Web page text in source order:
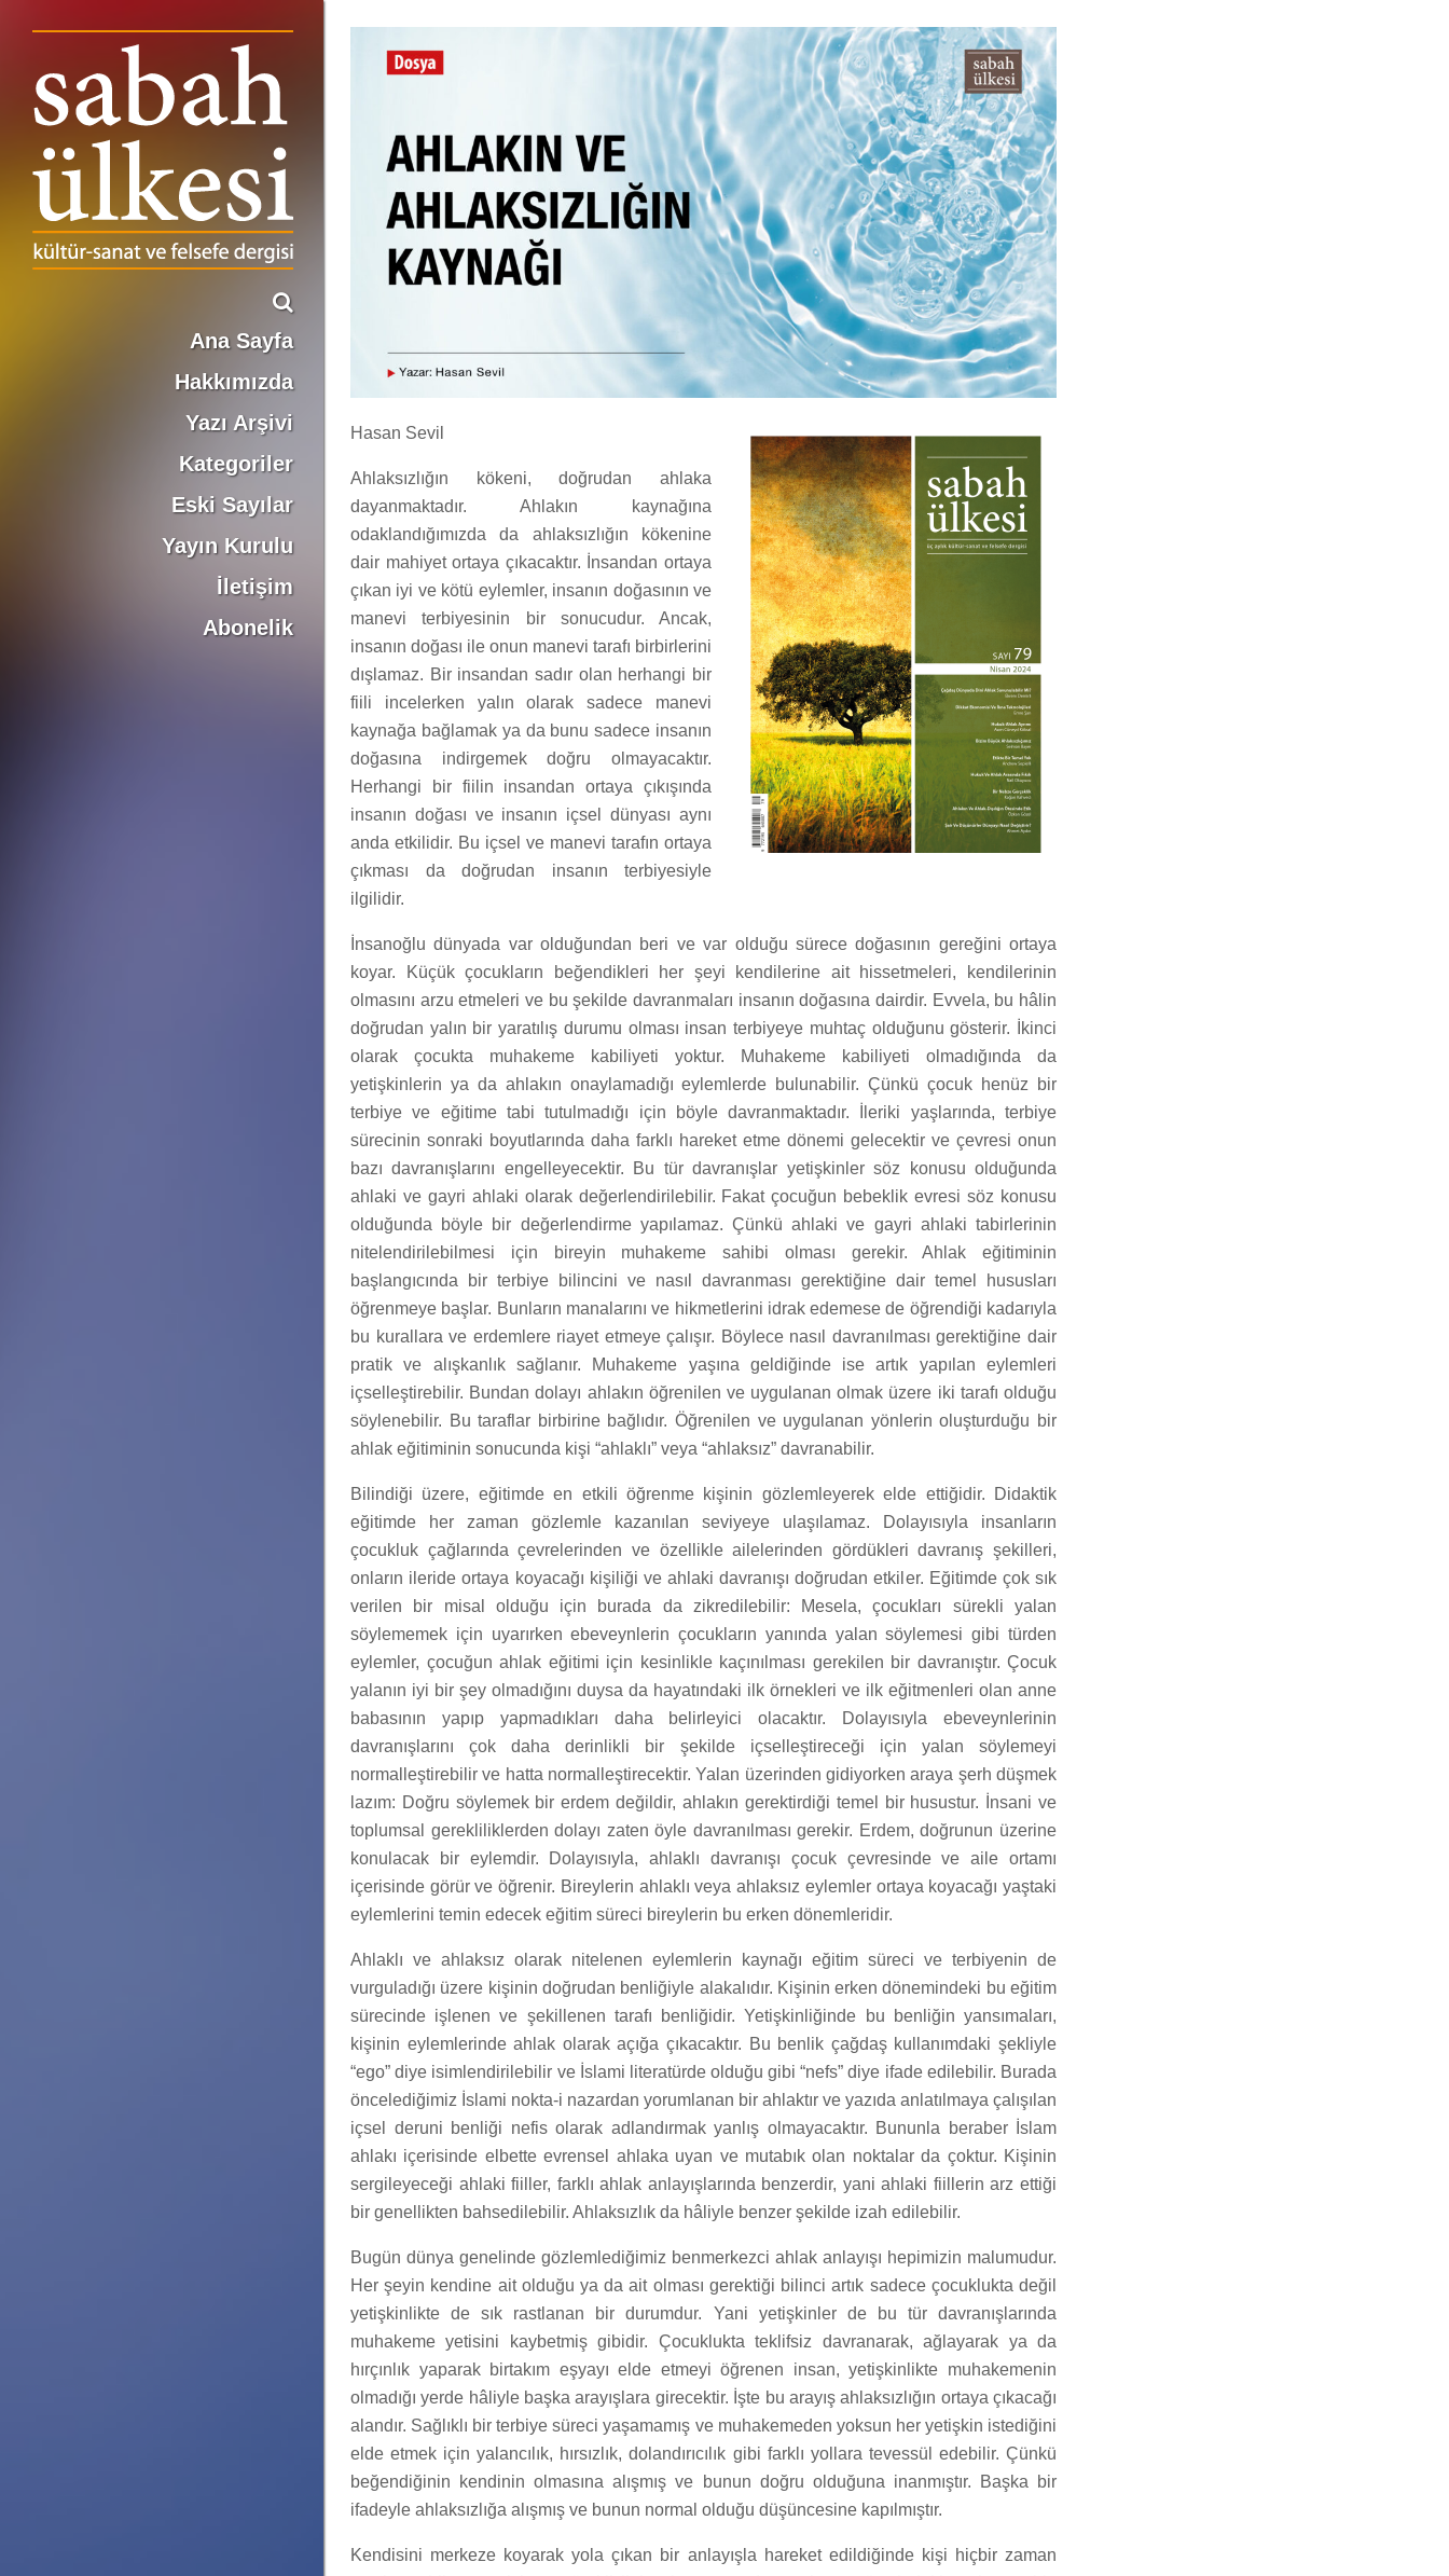
Ana Sayfa
Hakkımızda
Yazı Arşivi
Kategoriler
Eski Sayılar
Yayın Kurulu
İletişim
Abonelik
Hasan Sevil
Ahlaksızlığın kökeni, doğrudan ahlaka
dayanmaktadır. Ahlakın kaynağına
odaklandığımızda da ahlaksızlığın kökenine
dair mahiyet ortaya çıkacaktır. İnsandan ortaya
çıkan iyi ve kötü eylemler, insanın doğasının ve
manevi terbiyesinin bir sonucudur. Ancak,
insanın doğası ile onun manevi tarafı birbirlerini
dışlamaz. Bir insandan sadır olan herhangi bir
fiili incelerken yalın olarak sadece manevi
kaynağa bağlamak ya da bunu sadece insanın
doğasına indirgemek doğru olmayacaktır.
Herhangi bir fiilin insandan ortaya çıkışında
insanın doğası ve insanın içsel dünyası aynı
anda etkilidir. Bu içsel ve manevi tarafın ortaya
çıkması da doğrudan insanın terbiyesiyle
ilgilidir.
İnsanoğlu dünyada var olduğundan beri ve var olduğu sürece doğasının gereğini ortaya
koyar. Küçük çocukların beğendikleri her şeyi kendilerine ait hissetmeleri, kendilerinin
olmasını arzu etmeleri ve bu şekilde davranmaları insanın doğasına dairdir. Evvela, bu hâlin
doğrudan yalın bir yaratılış durumu olması insan terbiyeye muhtaç olduğunu gösterir. İkinci
olarak çocukta muhakeme kabiliyeti yoktur. Muhakeme kabiliyeti olmadığında da
yetişkinlerin ya da ahlakın onaylamadığı eylemlerde bulunabilir. Çünkü çocuk henüz bir
terbiye ve eğitime tabi tutulmadığı için böyle davranmaktadır. İleriki yaşlarında, terbiye
sürecinin sonraki boyutlarında daha farklı hareket etme dönemi gelecektir ve çevresi onun
bazı davranışlarını engelleyecektir. Bu tür davranışlar yetişkinler söz konusu olduğunda
ahlaki ve gayri ahlaki olarak değerlendirilebilir. Fakat çocuğun bebeklik evresi söz konusu
olduğunda böyle bir değerlendirme yapılamaz. Çünkü ahlaki ve gayri ahlaki tabirlerinin
nitelendirilebilmesi için bireyin muhakeme sahibi olması gerekir. Ahlak eğitiminin
başlangıcında bir terbiye bilincini ve nasıl davranması gerektiğine dair temel hususları
öğrenmeye başlar. Bunların manalarını ve hikmetlerini idrak edemese de öğrendiği kadarıyla
bu kurallara ve erdemlere riayet etmeye çalışır. Böylece nasıl davranılması gerektiğine dair
pratik ve alışkanlık sağlanır. Muhakeme yaşına geldiğinde ise artık yapılan eylemleri
içselleştirebilir. Bundan dolayı ahlakın öğrenilen ve uygulanan olmak üzere iki tarafı olduğu
söylenebilir. Bu taraflar birbirine bağlıdır. Öğrenilen ve uygulanan yönlerin oluşturduğu bir
ahlak eğitiminin sonucunda kişi “ahlaklı” veya “ahlaksız” davranabilir.
Bilindiği üzere, eğitimde en etkili öğrenme kişinin gözlemleyerek elde ettiğidir. Didaktik
eğitimde her zaman gözlemle kazanılan seviyeye ulaşılamaz. Dolayısıyla insanların
çocukluk çağlarında çevrelerinden ve özellikle ailelerinden gördükleri davranış şekilleri,
onların ileride ortaya koyacağı kişiliği ve ahlaki davranışı doğrudan etkiler. Eğitimde çok sık
verilen bir misal olduğu için burada da zikredilebilir: Mesela, çocukları sürekli yalan
söylememek için uyarırken ebeveynlerin çocukların yanında yalan söylemesi gibi türden
eylemler, çocuğun ahlak eğitimi için kesinlikle kaçınılması gerekilen bir davranıştır. Çocuk
yalanın iyi bir şey olmadığını duysa da hayatındaki ilk örnekleri ve ilk eğitmenleri olan anne
babasının yapıp yapmadıkları daha belirleyici olacaktır. Dolayısıyla ebeveynlerinin
davranışlarını çok daha derinlikli bir şekilde içselleştireceği için yalan söylemeyi
normalleştirebilir ve hatta normalleştirecektir. Yalan üzerinden gidiyorken araya şerh düşmek
lazım: Doğru söylemek bir erdem değildir, ahlakın gerektirdiği temel bir husustur. İnsani ve
toplumsal gerekliliklerden dolayı zaten öyle davranılması gerekir. Erdem, doğrunun üzerine
konulacak bir eylemdir. Dolayısıyla, ahlaklı davranışı çocuk çevresinde ve aile ortamı
içerisinde görür ve öğrenir. Bireylerin ahlaklı veya ahlaksız eylemler ortaya koyacağı yaştaki
eylemlerini temin edecek eğitim süreci bireylerin bu erken dönemleridir.
Ahlaklı ve ahlaksız olarak nitelenen eylemlerin kaynağı eğitim süreci ve terbiyenin de
vurguladığı üzere kişinin doğrudan benliğiyle alakalıdır. Kişinin erken dönemindeki bu eğitim
sürecinde işlenen ve şekillenen tarafı benliğidir. Yetişkinliğinde bu benliğin yansımaları,
kişinin eylemlerinde ahlak olarak açığa çıkacaktır. Bu benlik çağdaş kullanımdaki şekliyle
“ego” diye isimlendirilebilir ve İslami literatürde olduğu gibi “nefs” diye ifade edilebilir. Burada
öncelediğimiz İslami nokta-i nazardan yorumlanan bir ahlaktır ve yazıda anlatılmaya çalışılan
içsel deruni benliği nefis olarak adlandırmak yanlış olmayacaktır. Bununla beraber İslam
ahlakı içerisinde elbette evrensel ahlaka uyan ve mutabık olan noktalar da çoktur. Kişinin
sergileyeceği ahlaki fiiller, farklı ahlak anlayışlarında benzerdir, yani ahlaki fiillerin arz ettiği
bir genellikten bahsedilebilir. Ahlaksızlık da hâliyle benzer şekilde izah edilebilir.
Bugün dünya genelinde gözlemlediğimiz benmerkezci ahlak anlayışı hepimizin malumudur.
Her şeyin kendine ait olduğu ya da ait olması gerektiği bilinci artık sadece çocuklukta değil
yetişkinlikte de sık rastlanan bir durumdur. Yani yetişkinler de bu tür davranışlarında
muhakeme yetisini kaybetmiş gibidir. Çocuklukta teklifsiz davranarak, ağlayarak ya da
hırçınlık yaparak birtakım eşyayı elde etmeyi öğrenen insan, yetişkinlikte muhakemenin
olmadığı yerde hâliyle başka arayışlara girecektir. İşte bu arayış ahlaksızlığın ortaya çıkacağı
alandır. Sağlıklı bir terbiye süreci yaşamamış ve muhakemeden yoksun her yetişkin istediğini
elde etmek için yalancılık, hırsızlık, dolandırıcılık gibi farklı yollara tevessül edebilir. Çünkü
beğendiğinin kendinin olmasına alışmış ve bunun doğru olduğuna inanmıştır. Başka bir
ifadeyle ahlaksızlığa alışmış ve bunun normal olduğu düşüncesine kapılmıştır.
Kendisini merkeze koyarak yola çıkan bir anlayışla hareket edildiğinde kişi hiçbir zaman